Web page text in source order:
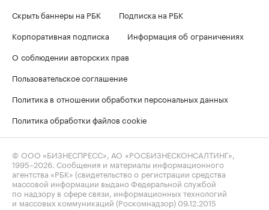
Скрыть баннеры на РБК
Подписка на РБК
Корпоративная подписка
Информация об ограничениях
О соблюдении авторских прав
Пользовательское соглашение
Политика в отношении обработки персональных данных
Политика обработки файлов cookie
© ООО «БИЗНЕСПРЕСС», АО «РОСБИЗНЕСКОНСАЛТИНГ»,
1995–2026 . Сообщения и материалы информационного
агентства «РБК» (свидетельство о регистрации средства
массовой информации выдано Федеральной службой
по надзору в сфере связи, информационных технологий
и массовых коммуникаций (Роскомнадзор) 09.12.2015